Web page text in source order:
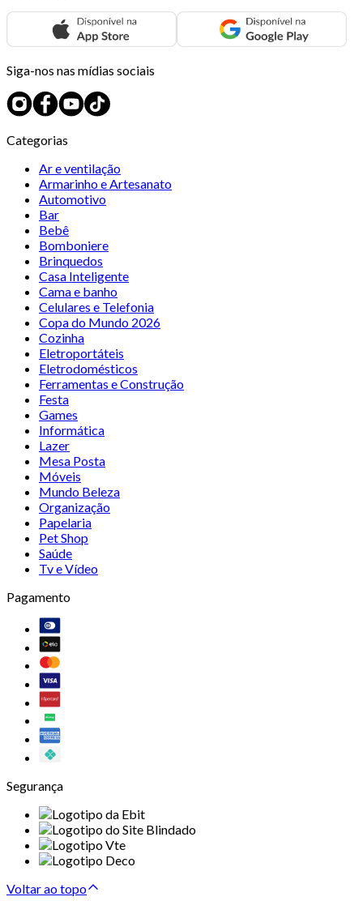
Siga-nos nas mídias sociais
Categorias
Ar e ventilação
Armarinho e Artesanato
Automotivo
Bar
Bebê
Bomboniere
Brinquedos
Casa Inteligente
Cama e banho
Celulares e Telefonia
Copa do Mundo 2026
Cozinha
Eletroportáteis
Eletrodomésticos
Ferramentas e Construção
Festa
Games
Informática
Lazer
Mesa Posta
Móveis
Mundo Beleza
Organização
Papelaria
Pet Shop
Saúde
Tv e Vídeo
Pagamento
Segurança
Voltar ao topo